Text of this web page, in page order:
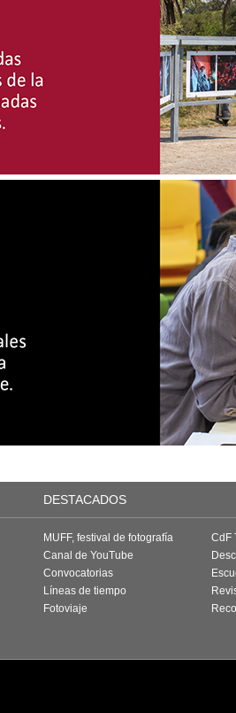
DESTACADOS
MUFF, festival de fotografía
Canal de YouTube
Convocatorias
Líneas de tiempo
Fotoviaje
CdF